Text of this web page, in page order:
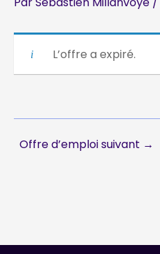
L’offre a expiré.
Offre d’emploi suivant →